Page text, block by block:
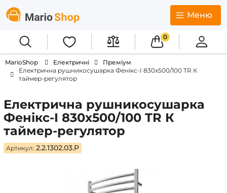
Меню
0
MarioShop Електричні
Преміум
Електрична рушникосушарка Фенікс-I 830x500/100 TR К
таймер-регулятор
Електрична рушникосушарка
Фенікс-I 830x500/100 TR К
таймер-регулятор
Артикул: 2.2.1302.03.P